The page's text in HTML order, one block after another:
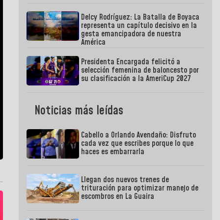
Delcy Rodríguez: La Batalla de Boyaca
representa un capítulo decisivo en la
gesta emancipadora de nuestra
América
Presidenta Encargada felicitó a
selección femenina de baloncesto por
su clasificación a la AmeriCup 2027
Noticias más leídas
Cabello a Orlando Avendaño: Disfruto
cada vez que escribes porque lo que
haces es embarrarla
Llegan dos nuevos trenes de
trituración para optimizar manejo de
escombros en La Guaira